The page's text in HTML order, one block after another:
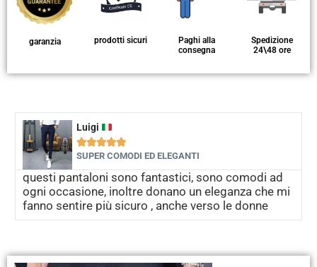
garanzia prodotti sicuri
Paghi alla
consegna
Spedizione
24\48 ore
Luigi

SUPER COMODI ED ELEGANTI
questi pantaloni sono fantastici, sono comodi ad
ogni occasione, inoltre donano un eleganza che mi
fanno sentire più sicuro , anche verso le donne